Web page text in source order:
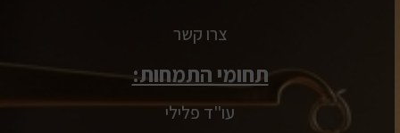
צרו קשר
תחומי התמחות:
עו"ד פלילי